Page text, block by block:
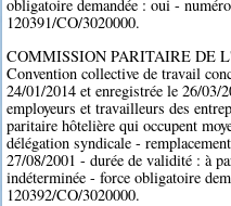
obligatoire demandée : oui -
120391/CO/3020000.
COMMISSION PARITAIRE DE
Convention collective de travail
24/01/2014 et enregistrée le 26/
employeurs et travailleurs des
paritaire hôtelière qui occupent
délégation syndicale -
27/08/2001 - durée de validité : à
indéterminée - force obligatoire
120392/CO/3020000.